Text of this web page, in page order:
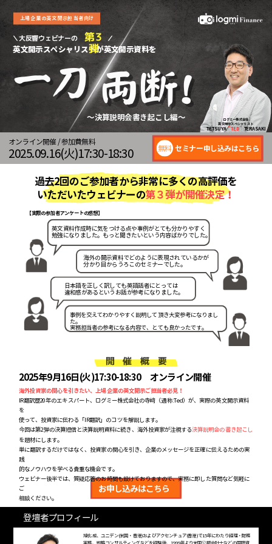
上場企業の英文開示担当者向け
ログミー株式会社
英文開示スペシャリスト
TETSUYA“TED” TERASAKI
一刀
英文開示スペシャリストが英文開示資料を
＼大反響ウェビナーの ／
第３
弾
両断!
〜決算説明会書き起こし編〜
無料
オンライン開催 / 参加費無料
2025.09.16(火)17:30-18:30 セミナー申し込みはこちら
海外の開示資料でどのように表現されているかが
分かり目からうろこのセミナーでした。
英文資料作成時に気をつける点や事例がとても分かりやすく
勉強になりました。もっと聞きたいという内容ばかりでした。
過去2回のご参加者から非常に多くの高評価を
いただいたウェビナーの第３弾が開催決定！
日本語を正しく訳しても英語話者にとっては
違和感があるというお話が参考になりました。
事例を交えてわかりやすく説明して頂き大変参考になりまし
た。
実務担当者の参考になる内容で、とても良かったです。
【実際の参加者アンケートの感想】
開 催 概 要
お申し込みはこちら
海外投資家の関心を引きたい、上場企業の英文開示ご担当者必見！
IR翻訳歴20年のエキスパート、ログミー株式会社の寺﨑（通称:Ted）が、実際の英文開示資料​
を
使って、投資家に伝わる「IR翻訳」のコツを解説します。
今回は第2弾の決算短信と決算説明資料に続き、海外投資家が注視する決算説明会の書き起こし
を題材にします。
単に翻訳するだけではなく、投資家の関心を引き、企業のメッセージを正確に伝えるための実​
践
的なノウハウを学べる貴重な機会です。
ウェビナー後半では、質疑応答のお時間も設けておりますので、実務に即した質問など気軽に​
ご
相談ください。
2025年9月16日(火)17:30-18:30 オンライン開催
登壇者プロフィール
旭化成、ユニデン(米国・香港)およびアクセンチュア(香港)で15年にわたり経理・財務